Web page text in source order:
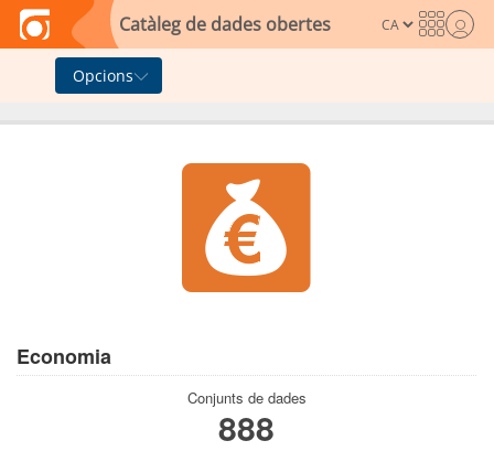
Skip to main content
Catàleg de dades obertes
Opcions
Economia
Conjunts de dades
888